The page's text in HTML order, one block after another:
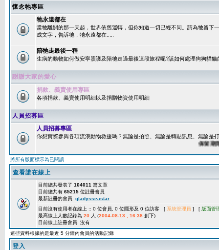
懷念牠專區
牠永遠都在
當牠離開的那一天起，世界依舊運轉，但你知道一切已經不同。請為牠留下
成文字，告訴牠，牠永遠都在.....
陪牠走最後一程
生病的動物如何做安寧照護及陪牠走過最後這段旅程呢?該如何處理狗狗貓貓
謝謝大家的愛心
捐款、義賣使用專區
各項捐款、義賣使用明細以及捐贈物資使用明細
人員招募區
人員招募專區
你想實際參與各項流浪動物救援嗎？無論是拍照、無論是轉貼訊息、無論是
保留期限：
將所有版面標示為已閱讀
查看誰在線上
目前總共發表了 104011 篇文章
目前總共有 65215 位註冊會員
最新註冊的會員: gladysseastar
目前沒有使用者在線上 :: 0 位會員, 0 位隱形及 0 位訪客 [ 系統管理員 ] [ 版面管
最高線上人數記錄為 20 人 (2004-08-13 , 16:38 創下)
目前線上註冊會員: 沒有
這些資料根據的是最近 5 分鐘內會員的活動記錄
登入